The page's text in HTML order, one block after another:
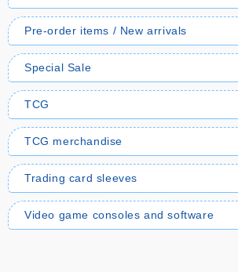
Pre-order items / New arrivals
Special Sale
TCG
TCG merchandise
Trading card sleeves
Video game consoles and software